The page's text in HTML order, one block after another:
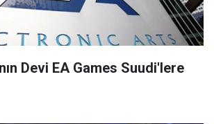
Devi EA Games Suudi'lere